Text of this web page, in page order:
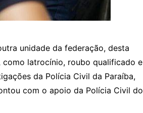
unidade da federação, desta
como latrocínio, roubo qualificado e
da Polícia Civil da Paraíba,
com o apoio da Polícia Civil do